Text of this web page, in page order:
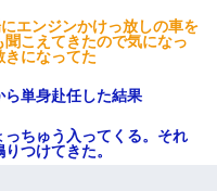
エンジンかけっ放しの車を
こえてきたので気になっ
きになってた
ら単身赴任した結果
ちゅう入ってくる。それ
つけてきた。